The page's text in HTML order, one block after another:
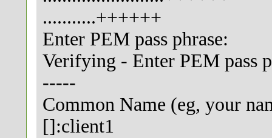
...........++++++
Enter PEM pass phrase:
Verifying - Enter PEM pass
-----
Common Name (eg, your
[]:client1